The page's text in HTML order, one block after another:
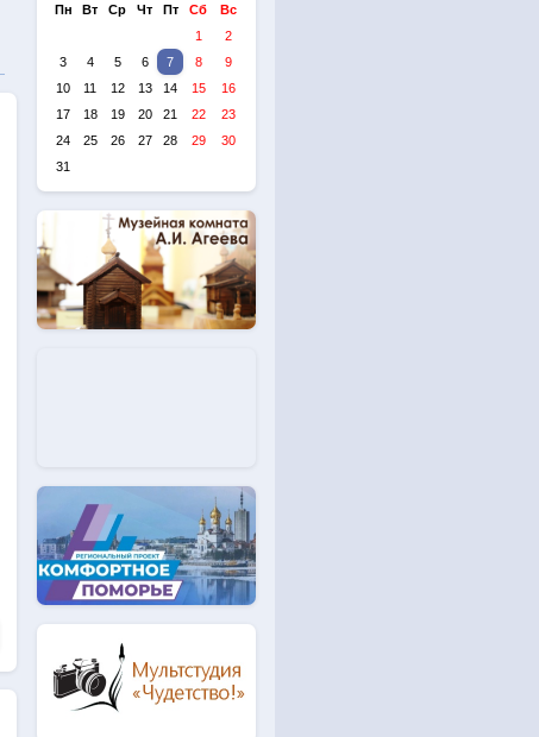
Пн
Вт Ср Чт Пт Сб
Вс
1
2
3
4 5 6 7 8
9
10
11 12 13 14 15
16
17
18 19 20 21 22
23
24
25 26 27 28 29
30
31